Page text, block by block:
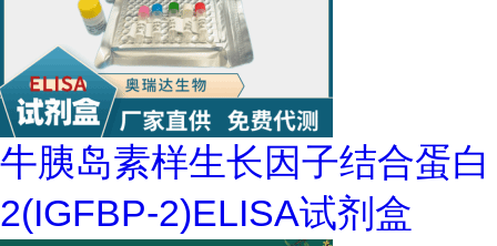
牛胰岛素样生长因子结合蛋白
2(IGFBP-2)ELISA试剂盒